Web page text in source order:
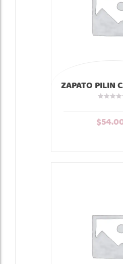
ZAPATO PILIN
FUCSIA
$